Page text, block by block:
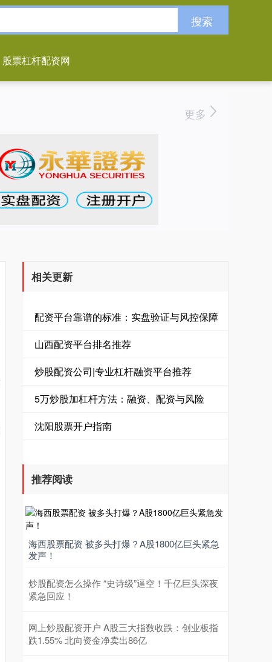
搜索
股票杠杆配资网
更多
相关更新
配资平台靠谱的标准：实盘验证与风控保障
山西配资平台排名推荐
炒股配资公司|专业杠杆融资平台推荐
5万炒股加杠杆方法：融资、配资与风险
沈阳股票开户指南
推荐阅读
海西股票配资 被多头打爆？A股1800亿巨头紧急
发声！
炒股配资怎么操作 “史诗级”逼空！千亿巨头深夜
紧急回应！
网上炒股配资开户 A股三大指数收跌：创业板指
跌1.55% 北向资金净卖出86亿